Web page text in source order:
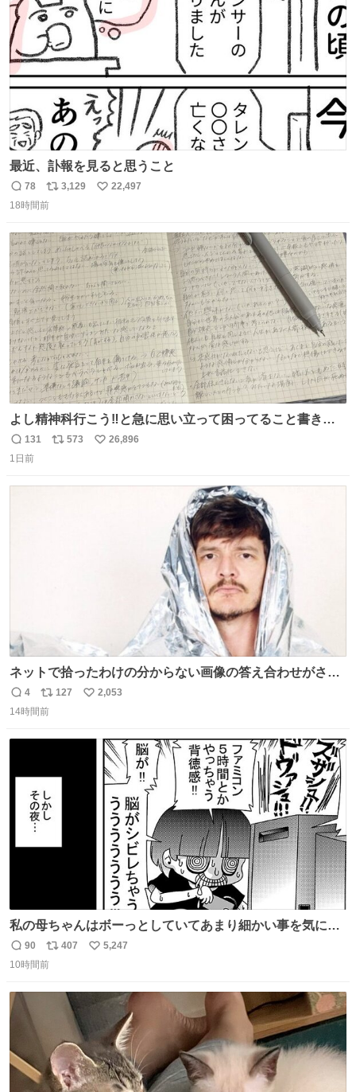
数
最近、訃報を見ると思うこと
返
信
78
リ
ポ
ト
数
3,129
い
数
22,497
18時間前
よし精神科行こう‼️と急に思い立って困ってること書き出
してたらペン止まらなくなってすごい勢いで埋まってワロ
タ
返
信
131
リ
573
い
26,896
1日前
ネットで拾ったわけの分からない画像の答え合わせがされ
ていくw
返
信
4
リ
ポ
127
い
2,053
14時間前
私の母ちゃんはボーっとしていてあまり細かい事を気にし
ません。優秀な人の多い現代の価値観から見ると、あまり
優秀な母親ではないかもしれません。でも、だからこそ、
スします。「優秀」と「良い」は別なんですよね。 1/2
返
信
90
リ
ポ
407
い
数
5,247
10時間前